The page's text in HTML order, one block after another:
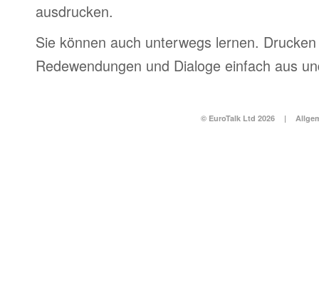
ausdrucken.
Sie können auch unterwegs lernen.
Redewendungen und Dialoge einfach aus
© EuroTalk Ltd 2026 |